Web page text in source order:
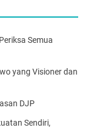
Semua
yang Visioner dan
DJP
Sendiri,